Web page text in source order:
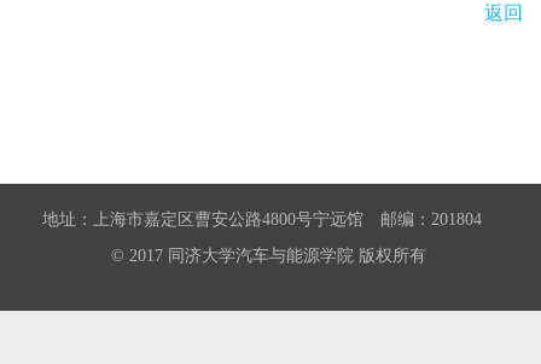
返回
地址：上海市嘉定区曹安公路4800号宁远馆 邮编：201804
© 2017 同济大学汽车与能源学院 版权所有